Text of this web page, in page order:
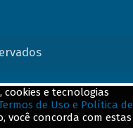
cookies e tecnologias
de Uso e Política de
você concorda com estas